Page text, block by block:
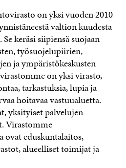
on yksi vuoden 2010
valtion kuudesta
keräsi siipiensä suojaan
työsuojelupiirien,
ja ympäristökeskusten
on yksi virasto,
tarkastuksia, lupia ja
hoitavaa vastuualuetta.
yksityiset palvelujen
Virastomme
ovat eduskuntalaitos,
alueelliset toimijat ja